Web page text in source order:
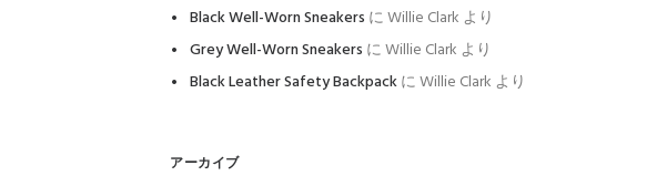
Black Well-Worn Sneakers にWillie Clark より
Grey Well-Worn Sneakers にWillie Clark より
Black Leather Safety BackpackにWillie Clark より
アーカイブ